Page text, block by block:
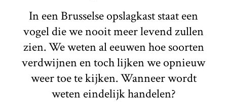
In een Brusselse opslagkast staat een
vogel die we nooit meer levend zullen
zien. We weten al eeuwen hoe soorten
verdwijnen en toch lijken we opnieuw
weer toe te kijken. Wanneer wordt
weten eindelijk handelen?